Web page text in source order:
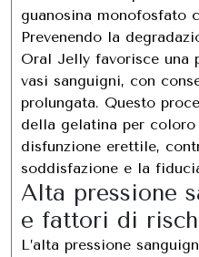
guanosina monofosfato
Prevenendo la
Oral Jelly favorisce una
vasi sanguigni, con
prolungata. Questo
della gelatina per
disfunzione erettile,
soddisfazione e la
Alta pressione
e fattori di
L’alta pressione